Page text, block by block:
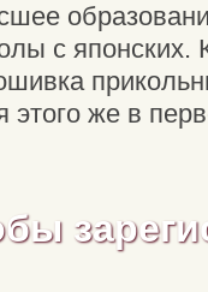
с
же в